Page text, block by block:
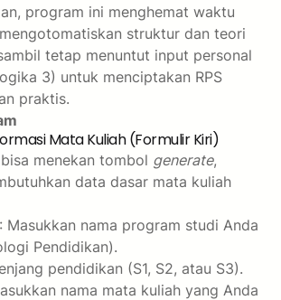
program ini menghemat waktu
struktur dan teori
tetap menuntut input personal
3) untuk menciptakan RPS
praktis.
Mata Kuliah (Formulir Kiri)
menekan tombol generate,
data dasar mata kuliah
: Masukkan nama program studi Anda
Pendidikan).
pendidikan (S1, S2, atau S3).
nama mata kuliah yang Anda